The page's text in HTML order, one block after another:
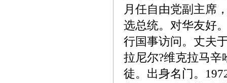
月任自由党副主席
选总统。对华友好
行国事访问。丈夫
拉尼尔?维克拉马辛
徒。出身名门。